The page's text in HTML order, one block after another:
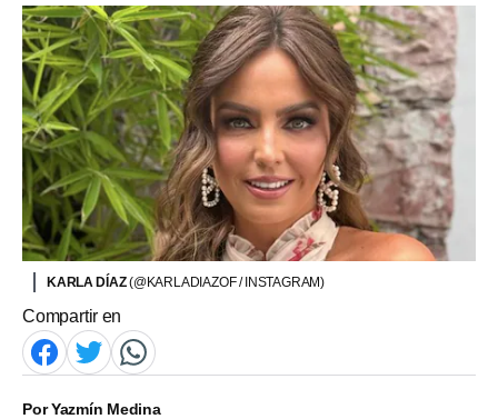
KARLA DÍAZ(@KARLADIAZOF / INSTAGRAM)
Compartir en
PorYazmín Medina